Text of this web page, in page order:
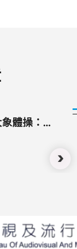
體操：比